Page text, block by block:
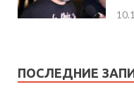
ПОСЛЕДНИЕ